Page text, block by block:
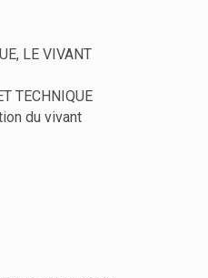
LE VIVANT
TECHNIQUE
du vivant